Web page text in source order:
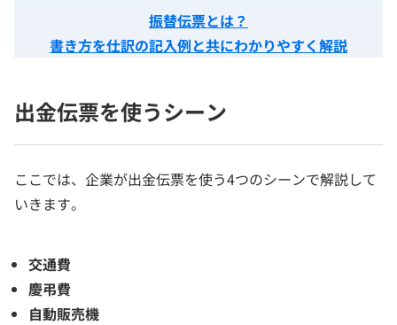
振替伝票とは？
書き方を仕訳の記入例と共にわかりやすく解説
出金伝票を使うシーン
ここでは、企業が出金伝票を使う4つのシーンで解説して
いきます。
交通費
慶弔費
自動販売機